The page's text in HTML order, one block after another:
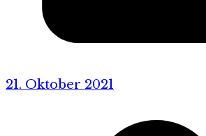
21. Oktober 2021